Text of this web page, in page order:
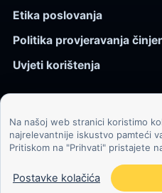
Etika poslovanja
Politika provjeravanja
Uvjeti korištenja
© 2026 Kozmos.hr.
Svemir, znanost, tehnologija i
Na našoj web stranici koristimo
najrelevantnije iskustvo pamteći
Pritiskom na "Prihvati" pristajete
Postavke kolačića